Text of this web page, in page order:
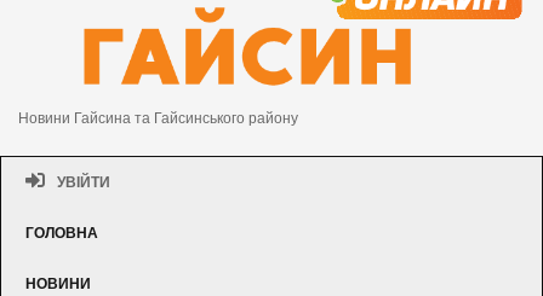
Новини Гайсина та Гайсинського району
УВІЙТИ
ГОЛОВНА
НОВИНИ